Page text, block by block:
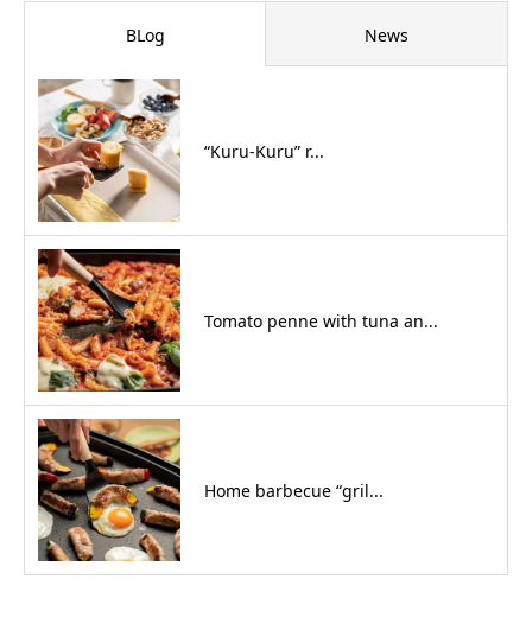
BLog News
“Kuru-Kuru” r...
Tomato penne with tuna an...
Home barbecue “gril...